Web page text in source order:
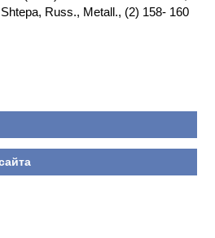
Russ., Metall., (2) 158- 160